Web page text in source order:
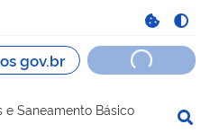
Saneamento Básico